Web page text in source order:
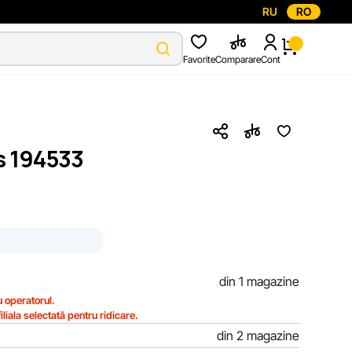
RU RO
FavoriteComparareCont
din 1 magazine
operatorul.
selectată pentru ridicare.
din 2 magazine